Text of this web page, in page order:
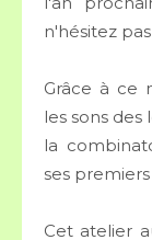
n'hésitez
Grâce à ce
les sons
la
ses
Cet atelier